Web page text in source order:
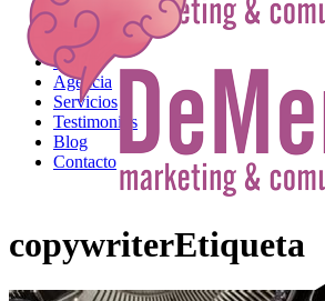
Inicio
Agencia
Servicios
Testimonios
Blog
Contacto
copywriterEtiqueta